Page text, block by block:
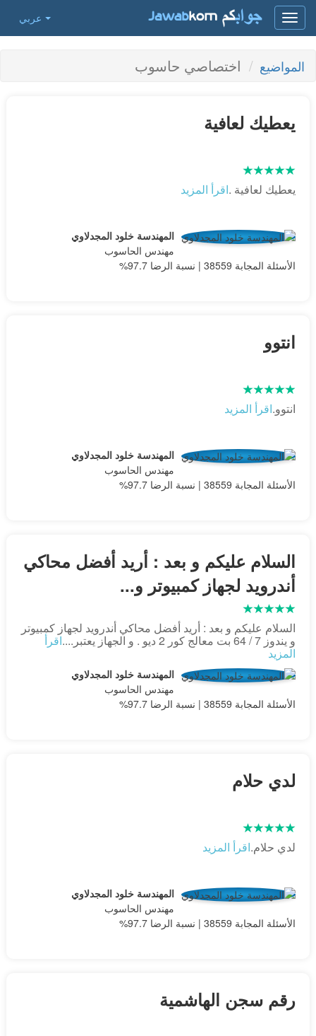
عربي
Toggle
navigation
المواضيع اختصاصي حاسوب
يعطيك لعافية
يعطيك لعافية .اقرأ المزيد
المهندسة خلود المجدلاوي
مهندس الحاسوب
الأسئلة المجابة 38559 | نسبة الرضا 97.7%
انتوو
انتوو.اقرأ المزيد
المهندسة خلود المجدلاوي
مهندس الحاسوب
الأسئلة المجابة 38559 | نسبة الرضا 97.7%
السلام عليكم و بعد : أريد أفضل محاكي
أندرويد لجهاز كمبيوتر و...
السلام عليكم و بعد : أريد أفضل محاكي أندرويد لجهاز كمبيوتر
و يندوز 7 / 64 بت معالج كور 2 ديو . و الجهاز يعتبر.... اقرأ
المزيد
المهندسة خلود المجدلاوي
مهندس الحاسوب
الأسئلة المجابة 38559 | نسبة الرضا 97.7%
لدي حلام
لدي حلام.اقرأ المزيد
المهندسة خلود المجدلاوي
مهندس الحاسوب
الأسئلة المجابة 38559 | نسبة الرضا 97.7%
رقم سجن الهاشمية